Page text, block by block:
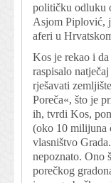
političku odluku
Asjom Piplović,
aferi u
Kos je rekao i
raspisalo
rješavati
Poreča«, što je
ih, tvrdi Kos,
(oko 10 milijuna
vlasništvo
nepoznato. Ono
porečkog